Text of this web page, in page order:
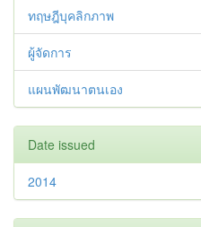
ทฤษฎีบุคลิกภาพ
ผู้จัดการ
แผนพัฒนาตนเอง
Date issued
2014